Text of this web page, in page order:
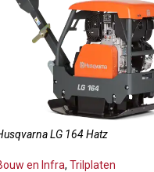
LG 164 Hatz
en Infra, Trilplaten